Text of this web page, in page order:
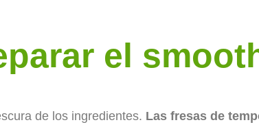
el
de los ingredientes. Las fresas de